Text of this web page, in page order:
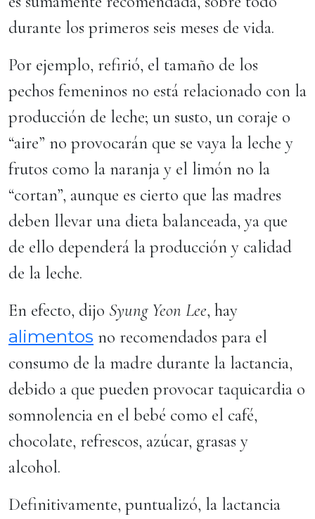
durante los primeros seis meses de vida.
Por ejemplo, refirió, el tamaño de los
pechos femeninos no está relacionado con la
producción de leche; un susto, un coraje o
“aire” no provocarán que se vaya la leche y
frutos como la naranja y el limón no la
“cortan”, aunque es cierto que las madres
deben llevar una dieta balanceada, ya que
de ello dependerá la producción y calidad
de la leche.
En efecto, dijo Syung Yeon Lee, hay
alimentos no recomendados para el
consumo de la madre durante la lactancia,
debido a que pueden provocar taquicardia o
somnolencia en el bebé como el café,
chocolate, refrescos, azúcar, grasas y
alcohol.
Definitivamente, puntualizó, la lactancia